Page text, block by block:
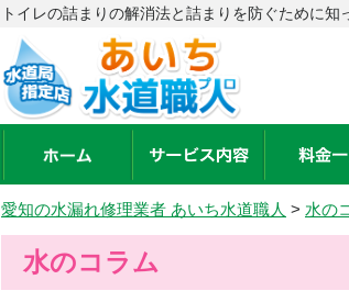
トイレの詰まりの解消法と詰まりを防ぐために
愛知の水漏れ修理業者 あいち水道職人 > 水の
水のコラム